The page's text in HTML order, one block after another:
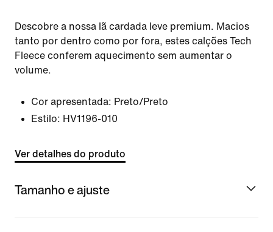
Descobre a nossa lã cardada leve premium. Macios
tanto por dentro como por fora, estes calções Tech
Fleece conferem aquecimento sem aumentar o
volume.
Cor apresentada: Preto/Preto
Estilo: HV1196-010
Ver detalhes do produto
Tamanho e ajuste